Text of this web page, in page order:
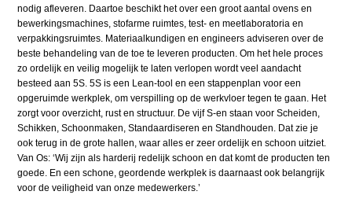
nodig afleveren. Daartoe beschikt het over een groot aantal ovens en
bewerkingsmachines, stofarme ruimtes, test- en meetlaboratoria en
verpakkingsruimtes. Materiaalkundigen en engineers adviseren over de
beste behandeling van de toe te leveren producten. Om het hele proces
zo ordelijk en veilig mogelijk te laten verlopen wordt veel aandacht
besteed aan 5S. 5S is een Lean-tool en een stappenplan voor een
opgeruimde werkplek, om verspilling op de werkvloer tegen te gaan. Het
zorgt voor overzicht, rust en structuur. De vijf S-en staan voor Scheiden,
Schikken, Schoonmaken, Standaardiseren en Standhouden. Dat zie je
ook terug in de grote hallen, waar alles er zeer ordelijk en schoon uitziet.
Van Os: ‘Wij zijn als harderij redelijk schoon en dat komt de producten ten
goede. En een schone, geordende werkplek is daarnaast ook belangrijk
voor de veiligheid van onze medewerkers.’